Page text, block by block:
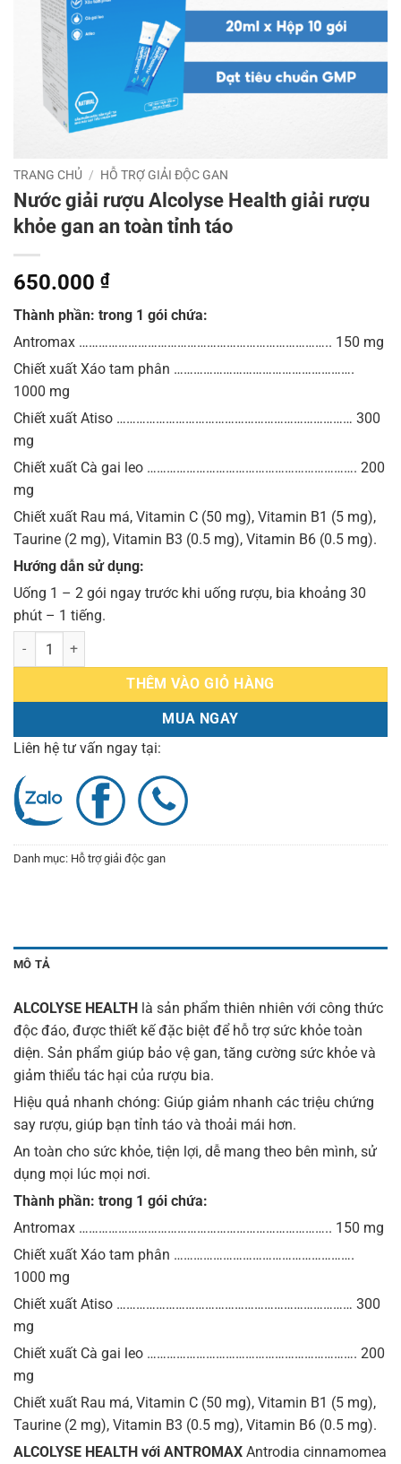
TRANG CHỦ / HỖ TRỢ GIẢI ĐỘC GAN
Nước giải rượu Alcolyse Health giải rượu
khỏe gan an toàn tỉnh táo
650.000 ₫
Thành phần: trong 1 gói chứa:
Antromax ………………………………………………………………….. 150 mg
Chiết xuất Xáo tam phân ……………………………………………….
1000 mg
Chiết xuất Atiso ……………………………………………………………… 300
mg
Chiết xuất Cà gai leo ………………………………………………………. 200
mg
Chiết xuất Rau má, Vitamin C (50 mg), Vitamin B1 (5 mg),
Taurine (2 mg), Vitamin B3 (0.5 mg), Vitamin B6 (0.5 mg).
Hướng dẫn sử dụng:
Uống 1 – 2 gói ngay trước khi uống rượu, bia khoảng 30
phút – 1 tiếng.
Nước giải rượu Alcolyse Health giải rượu khỏe gan an toàn tỉnh táo
THÊM VÀO GIỎ HÀNG
MUA NGAY
Liên hệ tư vấn ngay tại:
Danh mục: Hỗ trợ giải độc gan
MÔ TẢ
ALCOLYSE HEALTH là sản phẩm thiên nhiên với công thức
độc đáo, được thiết kế đặc biệt để hỗ trợ sức khỏe toàn
diện. Sản phẩm giúp bảo vệ gan, tăng cường sức khỏe và
giảm thiểu tác hại của rượu bia.
Hiệu quả nhanh chóng: Giúp giảm nhanh các triệu chứng
say rượu, giúp bạn tỉnh táo và thoải mái hơn.
An toàn cho sức khỏe, tiện lợi, dễ mang theo bên mình, sử
dụng mọi lúc mọi nơi.
Thành phần: trong 1 gói chứa:
Antromax ………………………………………………………………….. 150 mg
Chiết xuất Xáo tam phân ……………………………………………….
1000 mg
Chiết xuất Atiso ……………………………………………………………… 300
mg
Chiết xuất Cà gai leo ………………………………………………………. 200
mg
Chiết xuất Rau má, Vitamin C (50 mg), Vitamin B1 (5 mg),
Taurine (2 mg), Vitamin B3 (0.5 mg), Vitamin B6 (0.5 mg).
ALCOLYSE HEALTH với ANTROMAX Antrodia cinnamomea